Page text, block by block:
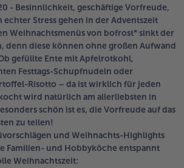
Fleisch
Fleischersatz
Pizza
Snacks
Bestseller
Exklusiv
Länderküche
Vegetarisch & Vegan
& Vegan
BIO
verfeinert
Entdecke köstliche Rezepte
- Besinnlichkeit, geschäftige Vorfreude,
echter Stress gehen in der Adventszeit
Weihnachtsmenüs von bofrost* sinkt der
denn diese können ohne großen Aufwand
gefüllte Ente mit Apfelrotkohl,
Festtags-Schupfnudeln oder
Risotto – da ist wirklich für jeden
wird natürlich am allerliebsten in
schön ist es, die Vorfreude auf das
zu teilen!
und Weihnachts-Highlights
Familien- und Hobbyköche entspannt
Weihnachtszeit: